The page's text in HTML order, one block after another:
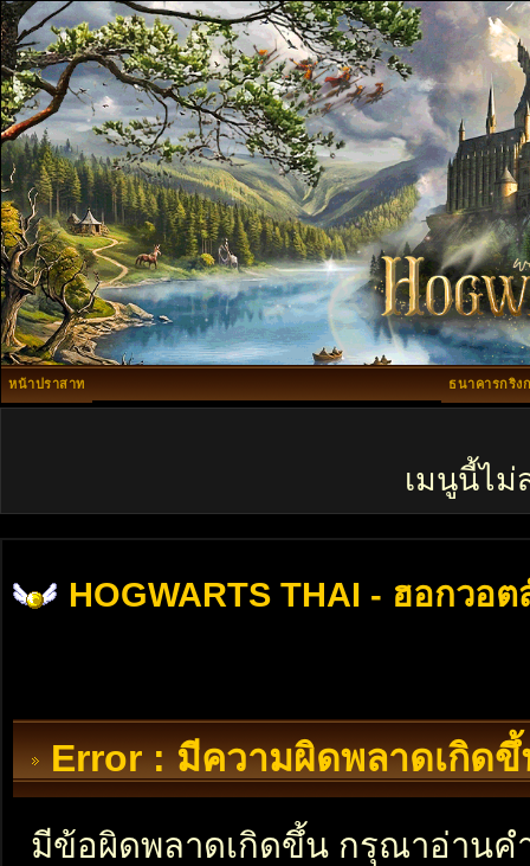
หน้าปราสาท ธนาคารกริง
เมนูนี้ไม่
HOGWARTS THAI - ฮอกวอต
Error : มีความผิดพลาดเกิดขึ้
มีข้อผิดพลาดเกิดขึ้น กรุณาอ่านค